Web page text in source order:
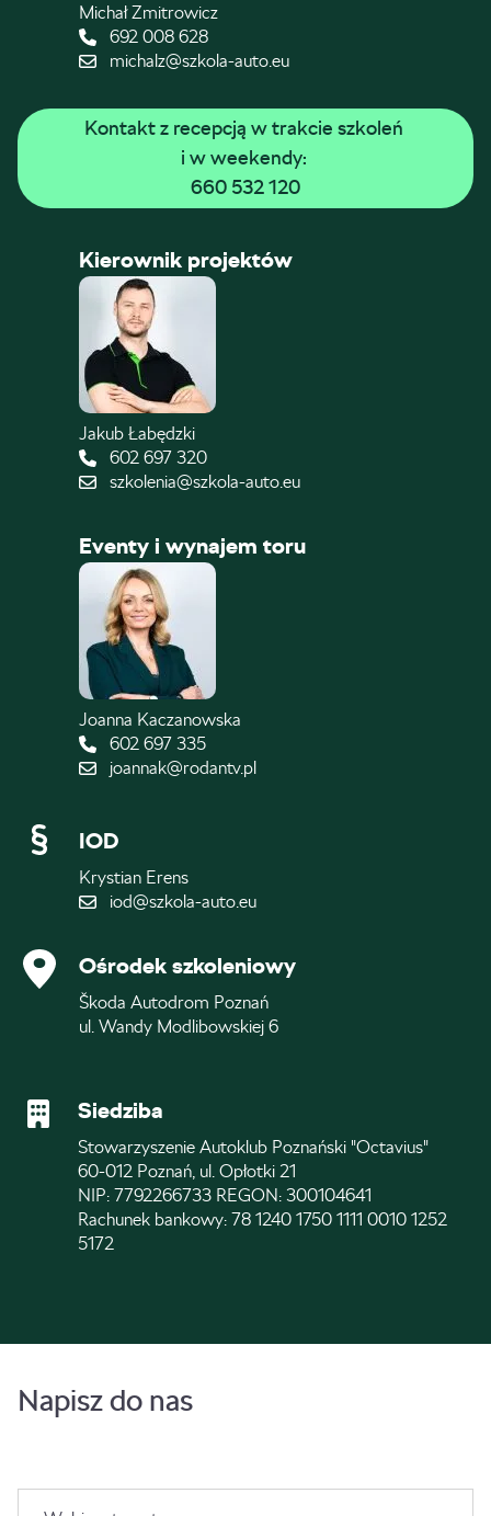
Michał Zmitrowicz
692 008 628
michalz@szkola-auto.eu
Kontakt z recepcją w trakcie szkoleń
i w weekendy:
660 532 120
Kierownik projektów
Jakub Łabędzki
602 697 320
szkolenia@szkola-auto.eu
Eventy i wynajem toru
Joanna Kaczanowska
602 697 335
joannak@rodantv.pl
IOD
Krystian Erens
iod@szkola-auto.eu
Ośrodek szkoleniowy
Škoda Autodrom Poznań
ul. Wandy Modlibowskiej 6
Siedziba
Stowarzyszenie Autoklub Poznański "Octavius"
60-012 Poznań, ul. Opłotki 21
NIP: 7792266733 REGON: 300104641
Rachunek bankowy: 78 1240 1750 1111 0010 1252
5172
Napisz do nas